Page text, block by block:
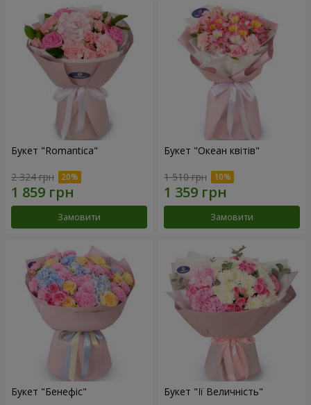
Букет "Romantica"
2 324 грн
Замовити
Букет "Океан квітів"
1 510 грн
Замовити
Букет "Бенефіс" Букет "Її Величність"